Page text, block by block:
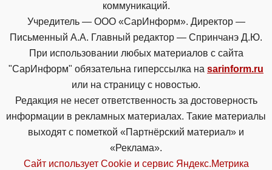
коммуникаций.
Учредитель — ООО «СарИнформ». Директор —
Письменный А.А. Главный редактор — Спринчанэ Д.Ю.
При использовании любых материалов с сайта
"СарИнформ" обязательна гиперссылка на sarinform.ru
или на страницу с новостью.
Редакция не несет ответственность за достоверность
информации в рекламных материалах. Такие материалы
выходят с пометкой «Партнёрский материал» и
«Реклама».
Сайт использует Cookie и сервиc Яндекс.Метрика